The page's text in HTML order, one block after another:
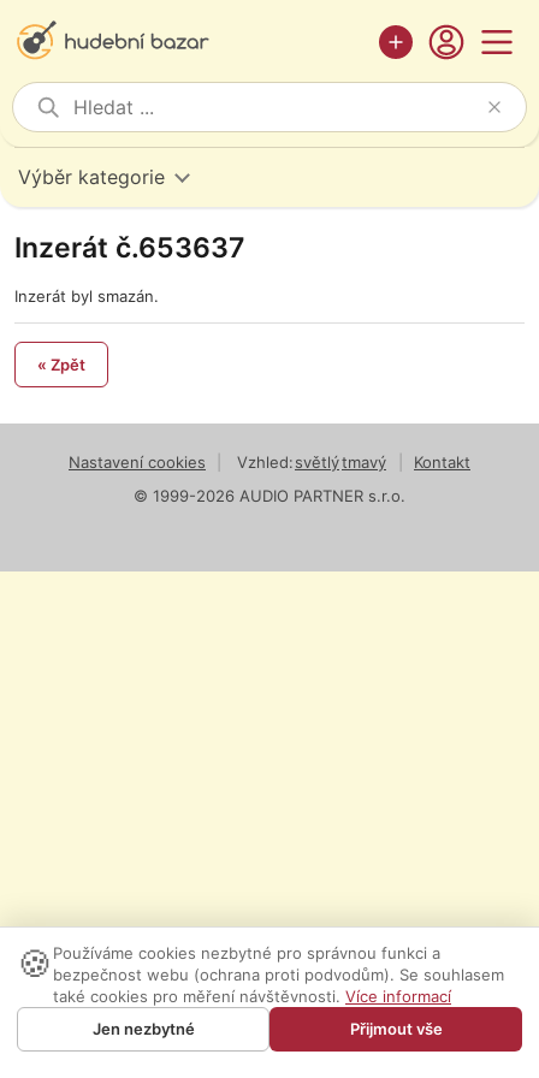
Výběr kategorie
Inzerát č.653637
Inzerát byl smazán.
« Zpět
Nastavení cookies Vzhled:světlýtmavý
Kontakt
© 1999-2026 AUDIO PARTNER s.r.o.
🍪 Používáme cookies nezbytné pro správnou funkci a
bezpečnost webu (ochrana proti podvodům). Se souhlasem
také cookies pro měření návštěvnosti. Více informací
Jen nezbytné
Přijmout vše